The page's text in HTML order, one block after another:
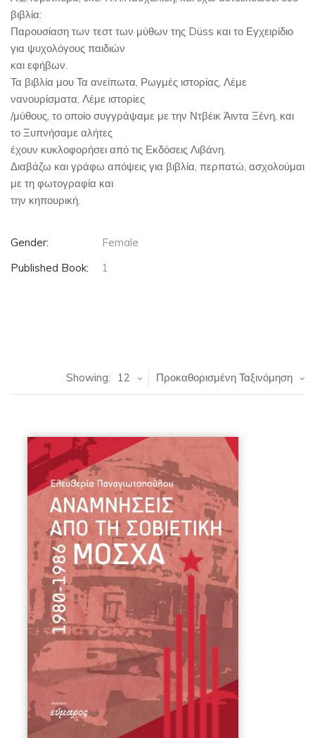
βιβλία:
Παρουσίαση των τεστ των μύθων της Düss και το Εγχειρίδιο
για ψυχολόγους παιδιών
και εφήβων.
Τα βιβλία μου Τα ανείπωτα, Ρωγμές ιστορίας, Λέμε
νανουρίσματα, Λέμε ιστορίες
/μύθους, το οποίο συγγράψαμε με την Ντβέικ Άιντα Ξένη, και
το Ξυπνήσαμε αλήτες
έχουν κυκλοφορήσει από τις Εκδόσεις Λιβάνη.
Διαβάζω και γράφω απόψεις για βιβλία, περπατώ, ασχολούμαι
με τη φωτογραφία και
την κηπουρική.
Gender:
Female
Published Book:
1
Προκαθορισμένη Ταξινόμηση
Showing: 12